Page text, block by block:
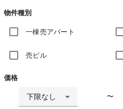
物件種別
一棟売アパート
売ビル
価格
下限なし 〜